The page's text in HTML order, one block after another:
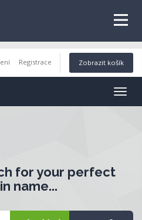
Registrace Zobrazit košík
for your perfect
name...